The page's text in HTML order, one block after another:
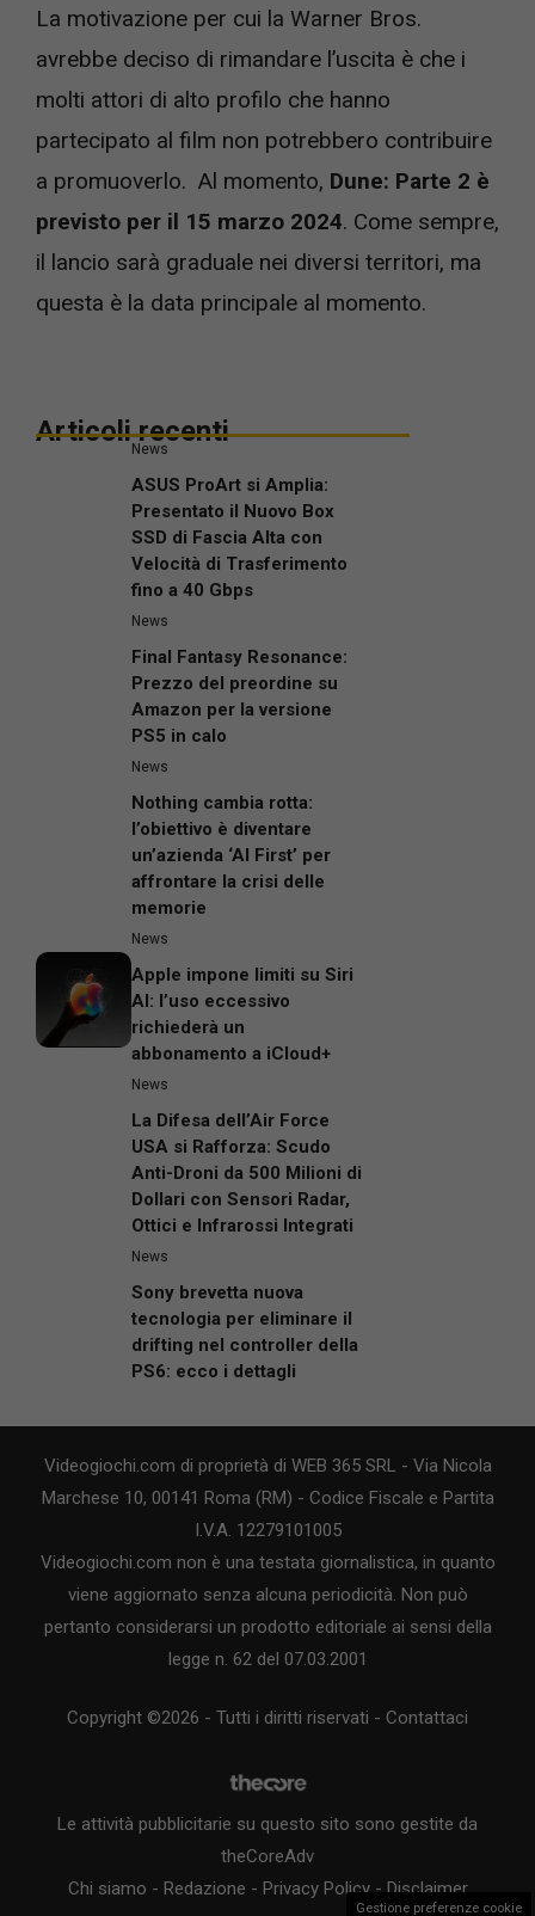
La motivazione per cui la Warner Bros.
avrebbe deciso di rimandare l’uscita è che i
molti attori di alto profilo che hanno
partecipato al film non potrebbero contribuire
a promuoverlo. Al momento, Dune: Parte 2 è
previsto per il 15 marzo 2024. Come sempre,
il lancio sarà graduale nei diversi territori, ma
questa è la data principale al momento.
Articoli recenti
News
ASUS ProArt si Amplia:
Presentato il Nuovo Box
SSD di Fascia Alta con
Velocità di Trasferimento
fino a 40 Gbps
News
Final Fantasy Resonance:
Prezzo del preordine su
Amazon per la versione
PS5 in calo
News
Nothing cambia rotta:
l’obiettivo è diventare
un’azienda ‘AI First’ per
affrontare la crisi delle
memorie
News
Apple impone limiti su Siri
AI: l’uso eccessivo
richiederà un
abbonamento a iCloud+
News
La Difesa dell’Air Force
USA si Rafforza: Scudo
Anti-Droni da 500 Milioni di
Dollari con Sensori Radar,
Ottici e Infrarossi Integrati
News
Sony brevetta nuova
tecnologia per eliminare il
drifting nel controller della
PS6: ecco i dettagli
Videogiochi.com di proprietà di WEB 365 SRL - Via Nicola
Marchese 10, 00141 Roma (RM) - Codice Fiscale e Partita
I.V.A. 12279101005
Videogiochi.com non è una testata giornalistica, in quanto
viene aggiornato senza alcuna periodicità. Non può
pertanto considerarsi un prodotto editoriale ai sensi della
legge n. 62 del 07.03.2001
Copyright ©2026 - Tutti i diritti riservati - Contattaci
Le attività pubblicitarie su questo sito sono gestite da
theCoreAdv
Chi siamo - Redazione - Privacy Policy- Disclaimer
Gestione preferenze cookie